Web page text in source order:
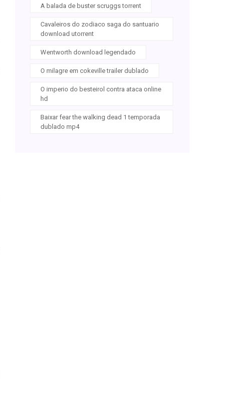
A balada de buster scruggs torrent
Cavaleiros do zodiaco saga do santuario
download utorrent
Wentworth download legendado
O milagre em cokeville trailer dublado
O imperio do besteirol contra ataca online
hd
Baixar fear the walking dead 1 temporada
dublado mp4